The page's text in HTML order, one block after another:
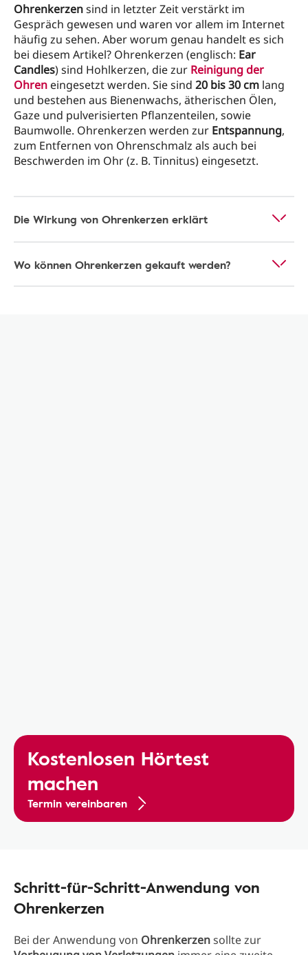
Ohrenkerzensind in letzter Zeit verstärkt im
Gespräch gewesen und waren vor allem im Internet
häufig zu sehen. Aber worum genau handelt es sich
bei diesem Artikel? Ohrenkerzen (englisch: Ear
Candles) sind Hohlkerzen, die zur Reinigung der
Ohren eingesetzt werden. Sie sind 20 bis 30 cm lang
und bestehen aus Bienenwachs, ätherischen Ölen,
Gaze und pulverisierten Pflanzenteilen, sowie
Baumwolle. Ohrenkerzen werden zur Entspannung,
zum Entfernen von Ohrenschmalz als auch bei
Beschwerden im Ohr (z. B. Tinnitus) eingesetzt.
Die Wirkung von Ohrenkerzen erklärt
Wo können Ohrenkerzen gekauft werden?
Kostenlosen Hörtest
machen
Termin vereinbaren
Schritt-für-Schritt-Anwendung von
Ohrenkerzen
Bei der Anwendung von Ohrenkerzensollte zur